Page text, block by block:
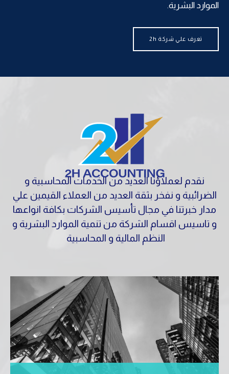
الموارد البشرية.
تعرف علي شركة 2h
نقدم لعملاؤنا العديد من الخدمات المحاسبية و
الضرائبية و نفخر بثقة العديد من العملاء القيمين علي
مدار خبرتنا في مجال تأسيس الشركات بكافة انواعها
و تاسيس اقسام الشركة من تنمية الموارد البشرية و
النظم المالية و المحاسبية